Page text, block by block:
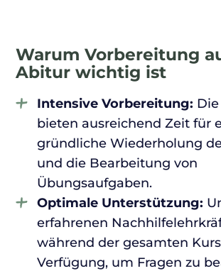
Warum Vorbereitung
Abitur wichtig ist
Intensive Vorbereitung:
bieten ausreichend Zeit für
gründliche Wiederholung
und die Bearbeitung von
Übungsaufgaben.
Optimale Unterstützung:
erfahrenen
während der gesamten
Verfügung, um Fragen zu